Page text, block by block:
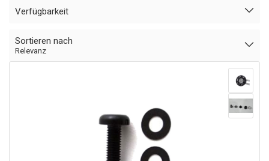
Verfügbarkeit
Sortieren nach
Relevanz